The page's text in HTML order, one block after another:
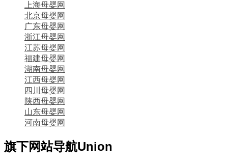
上海母婴网
北京母婴网
广东母婴网
浙江母婴网
江苏母婴网
福建母婴网
湖南母婴网
江西母婴网
四川母婴网
陕西母婴网
山东母婴网
河南母婴网
旗下网站导航Union